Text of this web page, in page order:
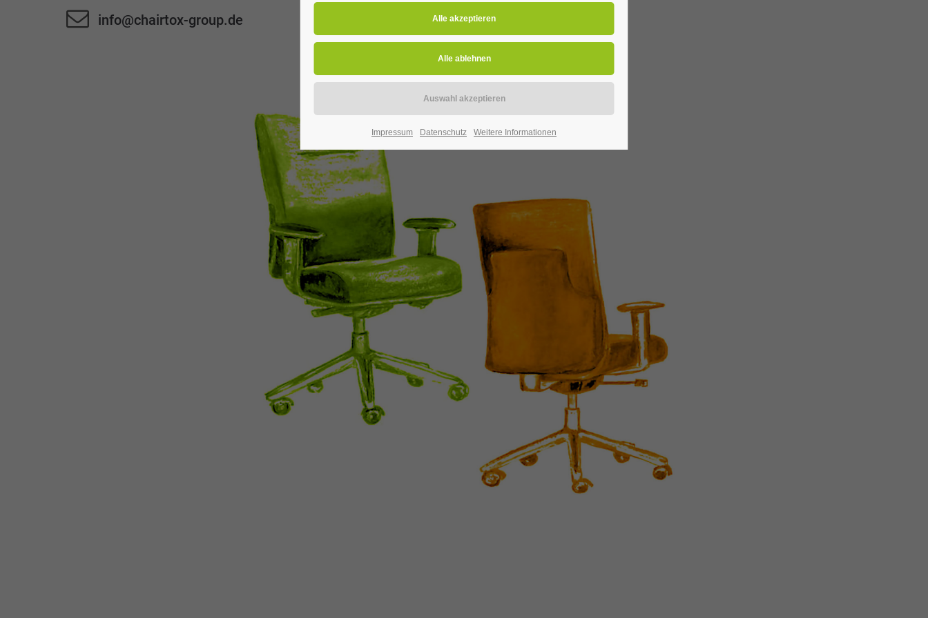
info@chairtox-group.de
Impressum Datenschutz Weitere Informationen